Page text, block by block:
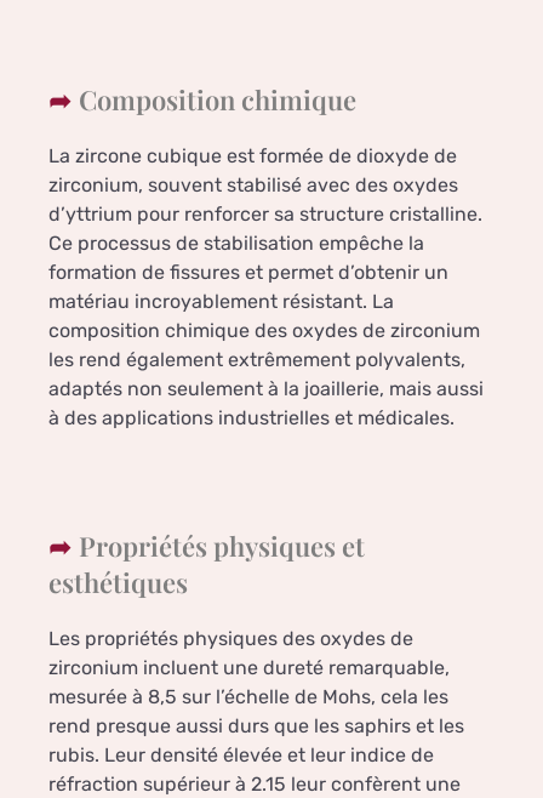
Composition chimique
La zircone cubique est formée de dioxyde de
zirconium, souvent stabilisé avec des oxydes
d’yttrium pour renforcer sa structure cristalline.
Ce processus de stabilisation empêche la
formation de fissures et permet d’obtenir un
matériau incroyablement résistant. La
composition chimique des oxydes de zirconium
les rend également extrêmement polyvalents,
adaptés non seulement à la joaillerie, mais aussi
à des applications industrielles et médicales.
Propriétés physiques et
esthétiques
Les propriétés physiques des oxydes de
zirconium incluent une dureté remarquable,
mesurée à 8,5 sur l’échelle de Mohs, cela les
rend presque aussi durs que les saphirs et les
rubis. Leur densité élevée et leur indice de
réfraction supérieur à 2.15 leur confèrent une